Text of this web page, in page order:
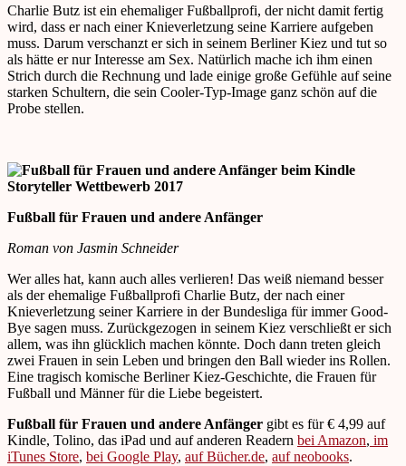
Charlie Butz ist ein ehemaliger Fußballprofi, der nicht damit fertig
wird, dass er nach einer Knieverletzung seine Karriere aufgeben
muss. Darum verschanzt er sich in seinem Berliner Kiez und tut so
als hätte er nur Interesse am Sex. Natürlich mache ich ihm einen
Strich durch die Rechnung und lade einige große Gefühle auf seine
starken Schultern, die sein Cooler-Typ-Image ganz schön auf die
Probe stellen.
Fußball für Frauen und andere Anfänger
Roman von Jasmin Schneider
Wer alles hat, kann auch alles verlieren! Das weiß niemand besser
als der ehemalige Fußballprofi Charlie Butz, der nach einer
Knieverletzung seiner Karriere in der Bundesliga für immer Good-
Bye sagen muss. Zurückgezogen in seinem Kiez verschließt er sich
allem, was ihn glücklich machen könnte. Doch dann treten gleich
zwei Frauen in sein Leben und bringen den Ball wieder ins Rollen.
Eine tragisch komische Berliner Kiez-Geschichte, die Frauen für
Fußball und Männer für die Liebe begeistert.
Fußball für Frauen und andere Anfänger gibt es für € 4,99 auf
Kindle, Tolino, das iPad und auf anderen Readern bei Amazon, im
iTunes Store, bei Google Play, auf Bücher.de, auf neobooks.